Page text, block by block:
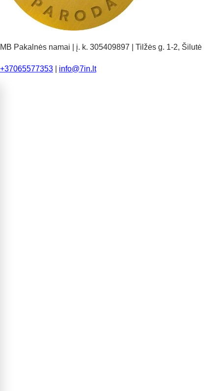
MB Pakalnės namai | į. k. 305409897 | Tilžės g. 1-2, Šilutė
+37065577353 info@7in.lt